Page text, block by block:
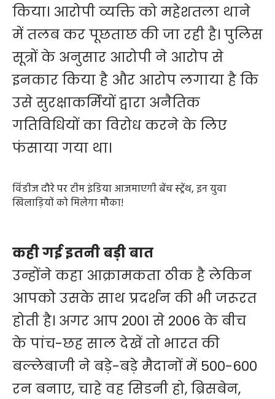
किया। आरोपी व्यक्ति को महेशतला थाने
में तलब कर पूछताछ की जा रही है। पुलिस
सूत्रों के अनुसार आरोपी ने आरोप से
इनकार किया है और आरोप लगाया है कि
उसे सुरक्षाकर्मियों द्वारा अनैतिक
गतिविधियों का विरोध करने के लिए
फंसाया गया था।
विंडीज दौरे पर टीम इंडिया आजमाएगी बेंच स्ट्रेंथ, इन युवा
खिलाड़ियों को मिलेगा मौका!
कही गई इतनी बड़ी बात
उन्होंने कहा आक्रामकता ठीक है लेकिन
आपको उसके साथ प्रदर्शन की भी जरूरत
होती है। अगर आप 2001 से 2006 के बीच
के पांच-छह साल देखें तो भारत की
बल्लेबाजी ने बड़े-बड़े मैदानों में 500-600
रन बनाए, चाहे वह सिडनी हो, ब्रिसबेन,